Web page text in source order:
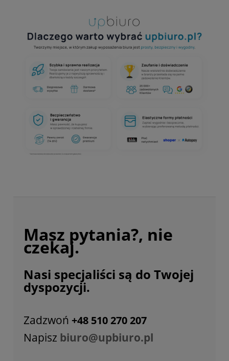
Masz pytania?, nie
czekaj.
Nasi specjaliści są do Twojej
dyspozycji.
Zadzwoń +48 510 270 207
Napisz biuro@upbiuro.pl